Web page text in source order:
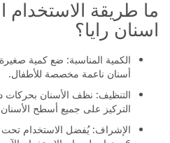
ما طريقة
اسنان رايا؟
الكمية المناسبة: ضع كمية
أسنان ناعمة مخصصة للأطفال.
التنظيف: نظف الأسنان بحركات
التركيز على جميع أسطح
الإشراف: يُفضل الاستخدام